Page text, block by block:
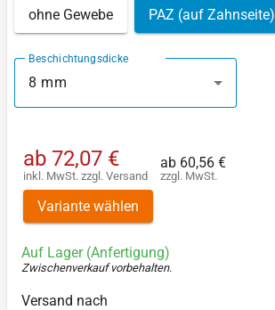
ohne Gewebe PAZ (auf Zahnseite)
Beschichtungsdicke
8 mm
ab 72,07 €
inkl. MwSt. zzgl. Versand
ab 60,56 €
zzgl. MwSt.
Variante wählen
Auf Lager (Anfertigung)
Zwischenverkauf vorbehalten.
Versand nach